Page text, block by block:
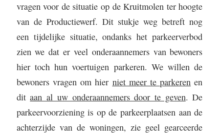
vragen voor de situatie op de Kruitmolen ter hoogte
van de Productiewerf. Dit stukje weg betreft nog
een tijdelijke situatie, ondanks het parkeerverbod
zien we dat er veel onderaannemers van bewoners
hier toch hun voertuigen parkeren. We willen de
bewoners vragen om hier niet meer te parkeren en
ditaan al uw onderaannemers door te geven. De
parkeervoorziening is op de parkeerplaatsen aan de
achterzijde van de woningen, zie geel gearceerde